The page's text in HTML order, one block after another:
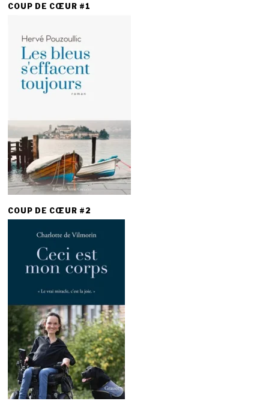
COUP DE CŒUR #1
COUP DE CŒUR #2